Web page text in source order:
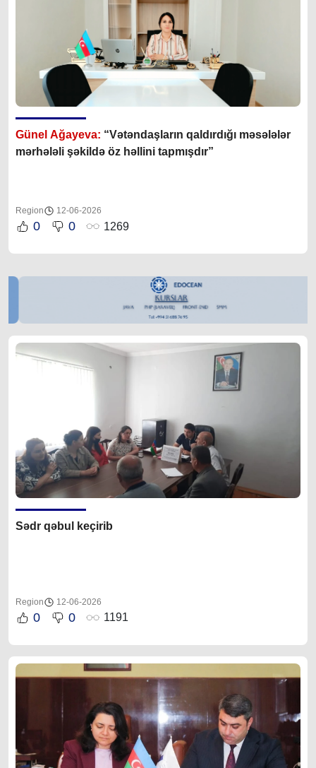
Günel Ağayeva: “Vətəndaşların qaldırdığı məsələlər
mərhələli şəkildə öz həllini tapmışdır”
Region 12-06-2026
0 0 1269
Sədr qəbul keçirib
Region 12-06-2026
0 0 1191